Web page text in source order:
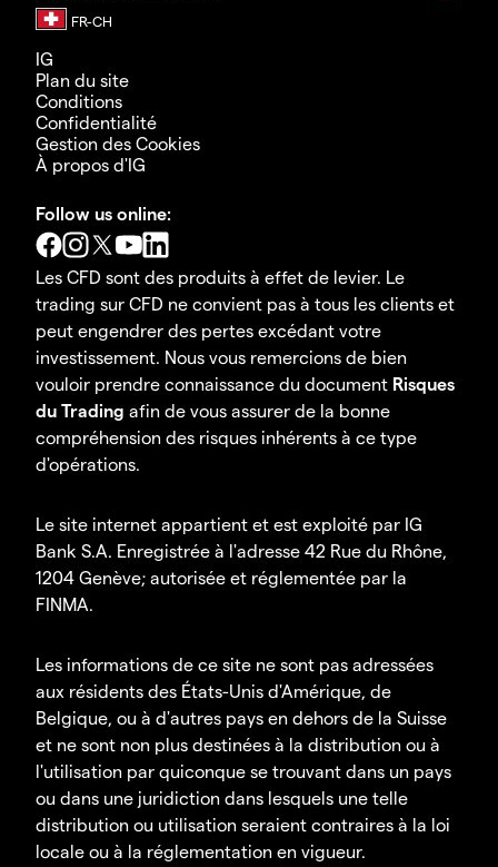
IG
Plan du site
Conditions
Confidentialité
Gestion des Cookies
À propos d'IG
Follow us online:
Les CFD sont des produits à effet de levier. Le
trading sur CFD ne convient pas à tous les clients et
peut engendrer des pertes excédant votre
investissement. Nous vous remercions de bien
vouloir prendre connaissance du document Risques
du Trading afin de vous assurer de la bonne
compréhension des risques inhérents à ce type
d'opérations.
Le site internet appartient et est exploité par IG
Bank S.A. Enregistrée à l'adresse 42 Rue du Rhône,
1204 Genève; autorisée et réglementée par la
FINMA.
Les informations de ce site ne sont pas adressées
aux résidents des États-Unis d'Amérique, de
Belgique, ou à d'autres pays en dehors de la Suisse
et ne sont non plus destinées à la distribution ou à
l'utilisation par quiconque se trouvant dans un pays
ou dans une juridiction dans lesquels une telle
distribution ou utilisation seraient contraires à la loi
locale ou à la réglementation en vigueur.